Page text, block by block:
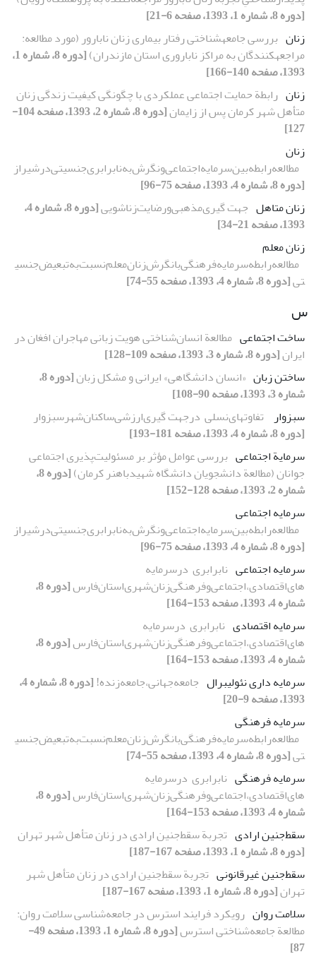
[دوره 8، شماره 1، 1393، صفحه 6-21]
زنان بررسی جامعهشناختی رفتار بیماری زنان نابارور (مورد مطالعه:
مراجعهکنندگان به مراکز ناباروری استان مازندران)
[دوره 8، شماره 1،
1393، صفحه 140-166]
زنان رابطة حمایت اجتماعی عملکردی با چگونگی کیفیت زندگی زنان
متأهل شهر کرمان پس از زایمان
[دوره 8، شماره 2، 1393، صفحه 104-
127]
زنان
مطالعه‌رابطه‌بین‌سرمایه‌اجتماعی‌و‌نگرش‌به‌نابرابری‌جنسیتی‌در‌شیراز
[دوره 8، شماره 4، 1393، صفحه 75-96]
زنان متاهل جهت گیری‌مذهبی‌و‌رضایت‌زناشویی
[دوره 8، شماره 4،
1393، صفحه 21-34]
زنان معلم
مطالعه‌رابطه‌سرمایه‌فرهنگی‌با‌نگرش‌زنان‌معلم‌نسبت‌به‌تبعیض‌جنسی
تی[دوره 8، شماره 4، 1393، صفحه 55-74]
س
ساخت اجتماعی مطالعة انسان‌شناختی هویت زبانی مهاجران افغان در
ایران[دوره 8، شماره 3، 1393، صفحه 109-128]
ساختن زبان «انسان دانشگاهی» ایرانی و مشکل زبان
[دوره 8،
شماره 3، 1393، صفحه 90-108]
سبزوار ‌ تفاوتهای‌نسلی‌ ‌ در‌جهت گیری‌ارزشی‌ساکنان‌شهر‌سبزوار‌
[دوره 8، شماره 4، 1393، صفحه 181-193]
سرمایة اجتماعی بررسی عوامل مؤثر بر مسئولیت‌پذیری اجتماعی
جوانان (مطالعة دانشجویان دانشگاه شهیدباهنر کرمان)
[دوره 8،
شماره 2، 1393، صفحه 128-152]
سرمایه اجتماعی
مطالعه‌رابطه‌بین‌سرمایه‌اجتماعی‌و‌نگرش‌به‌نابرابری‌جنسیتی‌در‌شیراز
[دوره 8، شماره 4، 1393، صفحه 75-96]
سرمایه اجتماعی نابرابری‌ ‌ در‌سرمایه
های‌اقتصادی،‌اجتماعی‌و‌فرهنگی‌زنان‌شهری‌استان‌فارس‌
[دوره 8،
شماره 4، 1393، صفحه 153-164]
سرمایه اقتصادی نابرابری‌ ‌ در‌سرمایه
های‌اقتصادی،‌اجتماعی‌و‌فرهنگی‌زنان‌شهری‌استان‌فارس‌
[دوره 8،
شماره 4، 1393، صفحه 153-164]
سرمایه داری نئولیبرال جامعه‌جهانی،‌جامعه‌زنده!‌
[دوره 8، شماره 4،
1393، صفحه 9-20]
سرمایه فرهنگی
مطالعه‌رابطه‌سرمایه‌فرهنگی‌با‌نگرش‌زنان‌معلم‌نسبت‌به‌تبعیض‌جنسی
تی[دوره 8، شماره 4، 1393، صفحه 55-74]
سرمایه فرهنگی نابرابری‌ ‌ در‌سرمایه
های‌اقتصادی،‌اجتماعی‌و‌فرهنگی‌زنان‌شهری‌استان‌فارس‌
[دوره 8،
شماره 4، 1393، صفحه 153-164]
سقط‌جنین ارادی تجربة سقط‌جنین‌ ارادی در زنان متأهل شهر تهران
[دوره 8، شماره 1، 1393، صفحه 167-187]
سقط‌جنین غیرقانونی تجربة سقط‌جنین‌ ارادی در زنان متأهل شهر
تهران[دوره 8، شماره 1، 1393، صفحه 167-187]
سلامت روان رویکرد فرایند استرس در جامعه‌شناسی سلامت روان:
مطالعة جامعه‌شناختی استرس
[دوره 8، شماره 1، 1393، صفحه 49-
87]